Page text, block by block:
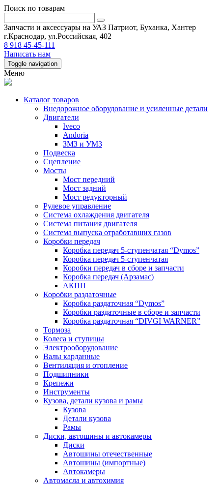
Поиск по товарам
Запчасти и аксессуары на УАЗ Патриот, Буханка, Хантер
г.Краснодар, ул.Российская, 402
8 918 45-45-111
Написать нам
Toggle navigation
Меню
Каталог товаров
Внедорожное оборудование и усиленные детали
Двигатели
Iveco
Andoria
ЗМЗ и УМЗ
Подвеска
Сцепление
Мосты
Мост передний
Мост задний
Мост редукторный
Рулевое управление
Система охлаждения двигателя
Система питания двигателя
Система выпуска отработавших газов
Коробки передач
Коробка передач 5-ступенчатая “Dymos”
Коробка передач 5-ступенчатая
Коробки передач в сборе и запчасти
Коробка передач (Арзамас)
АКПП
Коробки раздаточные
Коробка раздаточная “Dymos”
Коробки раздаточные в сборе и запчасти
Коробка раздаточная “DIVGI WARNER”
Тормоза
Колеса и ступицы
Электрооборудование
Валы карданные
Вентиляция и отопление
Подшипники
Крепежи
Инструменты
Кузова, детали кузова и рамы
Кузова
Детали кузова
Рамы
Диски, автошины и автокамеры
Диски
Автошины отечественные
Автошины (импортные)
Автокамеры
Автомасла и автохимия